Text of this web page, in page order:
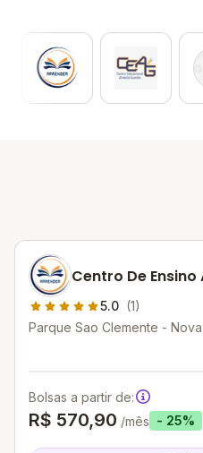
Centro De
5.0 (1)
Parque Sao Clemente -
Bolsas a partir de:
R$ 570,90 /mês - 25%